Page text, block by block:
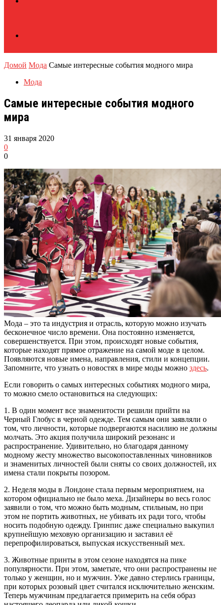
Домой Мода Самые интересные события модного мира
Мода
Самые интересные события модного
мира
31 января 2020
0
0
Мода – это та индустрия и отрасль, которую можно изучать
бесконечное число времени. Она постоянно изменяется,
совершенствуется. При этом, происходят новые события,
которые находят прямое отражение на самой моде в целом.
Появляются новые имена, направления, стили и концепции.
Запомните, что узнать о новостях в мире моды можно здесь.
Если говорить о самых интересных событиях модного мира,
то можно смело остановиться на следующих:
1. В один момент все знаменитости решили прийти на
Черный Глобус в черной одежде. Тем самым они заявляли о
том, что личности, которые подвергаются насилию не должны
молчать. Это акция получила широкий резонанс и
распространение. Удивительно, но благодаря данному
модному жесту множество высокопоставленных чиновников
и знаменитых личностей были сняты со своих должностей, их
имена стали покрыты позором.
2. Неделя моды в Лондоне стала первым мероприятием, на
котором официально не было меха. Дизайнеры во весь голос
заявили о том, что можно быть модным, стильным, но при
этом не портить животных, не убивать их ради того, чтобы
носить подобную одежду. Гринпис даже специально выкупил
крупнейшую меховую организацию и заставил её
перепрофилироваться, выпуская искусственный мех.
3. Животные принты в этом сезоне находятся на пике
популярности. При этом, заметьте, что они распространены не
только у женщин, но и мужчин. Уже давно стерлись границы,
при которых розовый цвет считался исключительно женским.
Теперь мужчинам предлагается примерить на себя образ